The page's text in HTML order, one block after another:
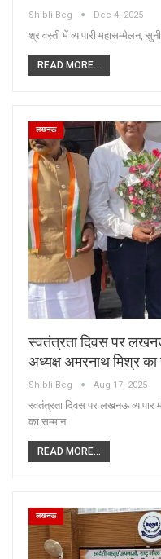
Shibli Beg Dec 4, 2025
श्रावस्ती में व्यापारी महासम्मेलन,
READ MORE...
लखनऊ
स्वतंत्रता दिवस पर
अध्यक्ष अमरनाथ मिश्र का
Shibli Beg Aug 17, 2025
स्वतंत्रता दिवस पर लखनऊ
का सम्मान
READ MORE...
लखनऊ